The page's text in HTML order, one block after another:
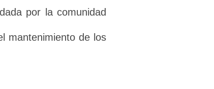
por la comunidad
mantenimiento de los